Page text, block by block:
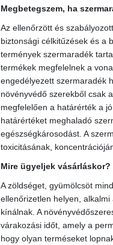
Megbetegszem, ha
Az ellenőrzött és
biztonsági célkitűzések és a
termények szermaradék
termékek megfelelnek a
engedélyezett szermaradék
növényvédő szerekből csak
megfelelően a határérték a
határértéket meghaladó
egészségkárosodást. A
toxicitásának,
Mire ügyeljek vásárláskor?
A zöldséget, gyümölcsöt
ellenőrizetlen helyen,
kínálnak. A
várakozási időt, amely a
hogy olyan terméseket